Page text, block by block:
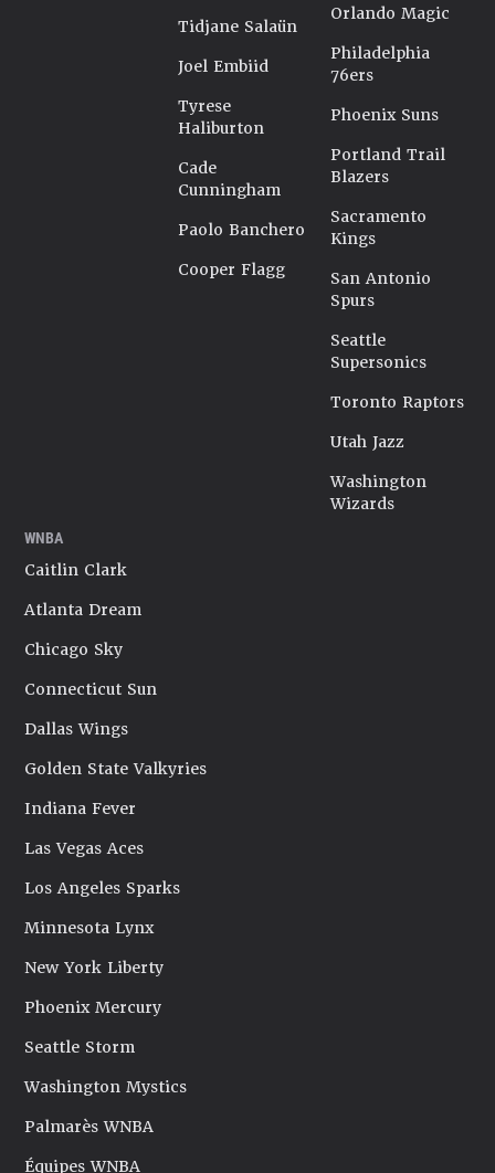
Tidjane Salaün
Joel Embiid
Tyrese
Haliburton
Cade
Cunningham
Paolo Banchero
Cooper Flagg
Orlando Magic
Philadelphia
76ers
Phoenix Suns
Portland Trail
Blazers
Sacramento
Kings
San Antonio
Spurs
Seattle
Supersonics
Toronto Raptors
Utah Jazz
Washington
Wizards
WNBA
Caitlin Clark
Atlanta Dream
Chicago Sky
Connecticut Sun
Dallas Wings
Golden State Valkyries
Indiana Fever
Las Vegas Aces
Los Angeles Sparks
Minnesota Lynx
New York Liberty
Phoenix Mercury
Seattle Storm
Washington Mystics
Palmarès WNBA
Équipes WNBA